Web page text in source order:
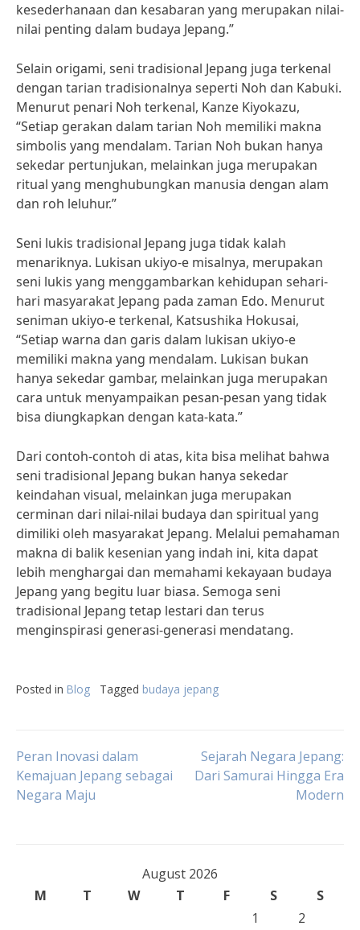
kesederhanaan dan kesabaran yang merupakan nilai-
nilai penting dalam budaya Jepang.”
Selain origami, seni tradisional Jepang juga terkenal
dengan tarian tradisionalnya seperti Noh dan Kabuki.
Menurut penari Noh terkenal, Kanze Kiyokazu,
“Setiap gerakan dalam tarian Noh memiliki makna
simbolis yang mendalam. Tarian Noh bukan hanya
sekedar pertunjukan, melainkan juga merupakan
ritual yang menghubungkan manusia dengan alam
dan roh leluhur.”
Seni lukis tradisional Jepang juga tidak kalah
menariknya. Lukisan ukiyo-e misalnya, merupakan
seni lukis yang menggambarkan kehidupan sehari-
hari masyarakat Jepang pada zaman Edo. Menurut
seniman ukiyo-e terkenal, Katsushika Hokusai,
“Setiap warna dan garis dalam lukisan ukiyo-e
memiliki makna yang mendalam. Lukisan bukan
hanya sekedar gambar, melainkan juga merupakan
cara untuk menyampaikan pesan-pesan yang tidak
bisa diungkapkan dengan kata-kata.”
Dari contoh-contoh di atas, kita bisa melihat bahwa
seni tradisional Jepang bukan hanya sekedar
keindahan visual, melainkan juga merupakan
cerminan dari nilai-nilai budaya dan spiritual yang
dimiliki oleh masyarakat Jepang. Melalui pemahaman
makna di balik kesenian yang indah ini, kita dapat
lebih menghargai dan memahami kekayaan budaya
Jepang yang begitu luar biasa. Semoga seni
tradisional Jepang tetap lestari dan terus
menginspirasi generasi-generasi mendatang.
Posted in Blog Tagged budaya jepang
Post
navigation
Peran Inovasi dalam
Kemajuan Jepang sebagai
Negara Maju
Sejarah Negara Jepang:
Dari Samurai Hingga Era
Modern
August 2026
M
T W T F S
S
1
2